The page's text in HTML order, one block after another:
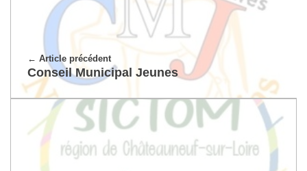
Article précédent
Conseil Municipal Jeunes